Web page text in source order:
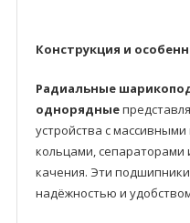
Конструкция и
Радиальные
однорядные
устройства с
кольцами, сепараторами
качения. Эти
надёжностью и